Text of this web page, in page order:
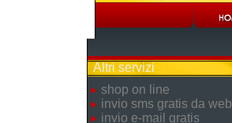
Altri servizi
shop on line
invio sms gratis da web
invio e-mail gratis